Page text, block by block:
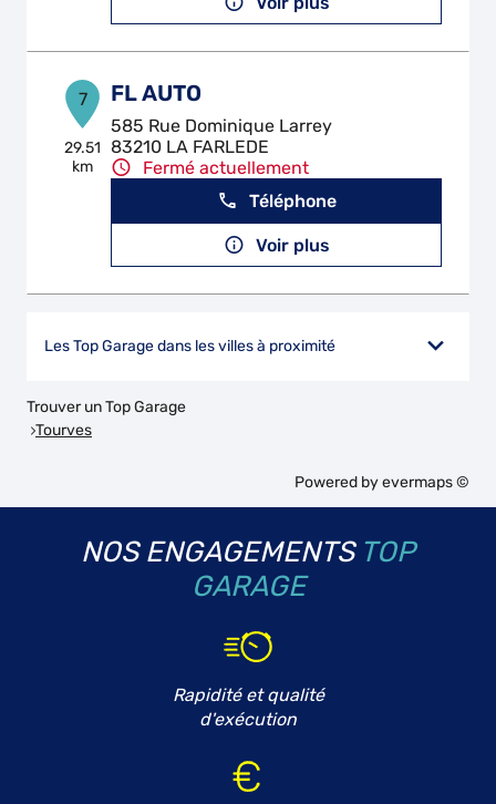
7
29.51
km
FL AUTO
585 Rue Dominique Larrey
83210 LA FARLEDE
Fermé actuellement
Téléphone
Voir plus
Les Top Garage dans les villes à proximité
Trouver un Top Garage
Tourves
Powered byevermaps ©
NOS ENGAGEMENTS TOP
GARAGE
Rapidité et qualité
d'exécution